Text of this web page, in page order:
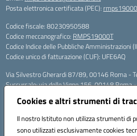
Cookies e altri strumenti di
Il nostro Istituto non utilizza strumenti di
sono utilizzati esclusivamente cookies
Posta elettronica certificata (PEC):
Codice fiscale: 80230950588
Codice meccanografico: RMPS19000T
Codice Indice delle Pubbliche
Codice unico di fatturazione (CUF): UFE6AQ
Via Silvestro Gherardi 87/89, 00146 Roma -
Succursale: via delle Vigne 156, 00148 Roma
Mail: rmps19000t@istruzione.it - PEC:
Per contatti con il Dirigente Scolastico,